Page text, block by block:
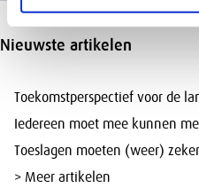
Nieuwste artikelen
Toekomstperspectief voor de
Iedereen moet mee kunnen
Toeslagen moeten (weer)
> Meer artikelen